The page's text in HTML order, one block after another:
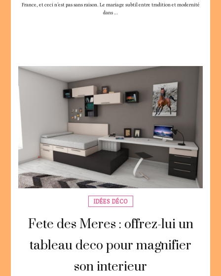
France, et ceci n’est pas sans raison. Le mariage subtil entre tradition et modernité
dans …
IDÉES DÉCO
Fete des Meres : offrez-lui un
tableau deco pour magnifier
son interieur